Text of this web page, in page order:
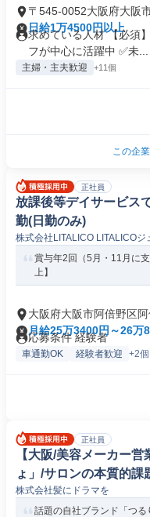
〒545-0052大阪府大阪
日給1万4500円以上
求めている人材 【必須
フが中心に活躍中 ✅未...
主婦・主夫歓迎 +11個
この企
正社員
放課後等デイサービス
勤(日勤のみ)
株式会社LITALICO LITALICO
賞与年2回（5月・11月に
上】
大阪府大阪市阿倍野区
月給25万3400円～26万
応募条件 経験者
車通勤OK 経験者歓迎 +2個
正社員
【大阪/美容メーカー
ょ」/サロンの本質的
営業
株式会社髪にドラマを
話題の自社ブランド「つ